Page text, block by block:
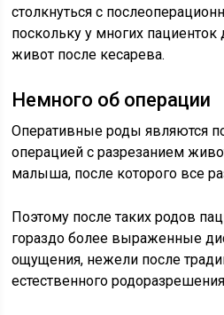
столкнуться с
поскольку у многих пациенток
живот после кесарева.
Немного об операции
Оперативные роды являются
операцией с разрезанием
малыша, после которого все
Поэтому после таких родов
гораздо более выраженные
ощущения, нежели после
естественного